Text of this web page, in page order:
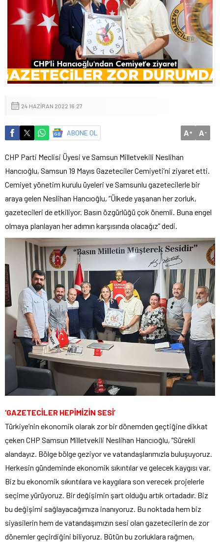
24 HAZIRAN 2022 16:27
ABONE OL A+ A-
CHP Parti Meclisi Üyesi ve Samsun Milletvekili Neslihan
Hancıoğlu, Samsun 19 Mayıs Gazeteciler Cemiyeti’ni ziyaret etti.
Cemiyet yönetim kurulu üyeleri ve Samsunlu gazetecilerle bir
araya gelen Neslihan Hancıoğlu, “Ülkede yaşanan her zorluk,
gazetecileri de etkiliyor. Basın özgürlüğü çok önemli. Buna engel
olmaya planlayan her adımın karşısında olacağız” dedi.
‘GAZETECİLER HEPİMİZİN SESİ’
Türkiye’nin ekonomik olarak zor bir dönemden geçtiğine dikkat
çeken CHP Samsun Milletvekili Neslihan Hancıoğlu, “Sürekli
alandayız. Bölge bölge geziyor ve vatandaşlarımızla buluşuyoruz.
Herkesin gündeminde ekonomik sıkıntılar ve gelecek kaygısı var.
Biz bu ekonomik sıkıntılara ve kaygılara son verecek projelerle
seçime yürüyoruz. Bir değişimin şart olduğu artık ortadadır. Biz
bu değişimi sağlayacağımıza inanıyoruz. Bu noktada hem biz
siyasilerin hem de vatandaşımızın sesi olan gazetecilerin de zor
dönemler geçirdiğini biliyoruz. Bütün bu zorluklara rağmen,